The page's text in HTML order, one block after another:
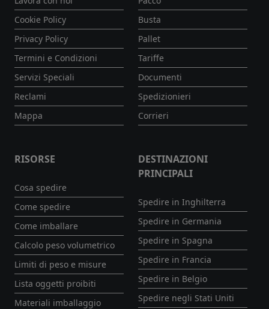
Cookie Policy
Privacy Policy
Termini e Condizioni
Servizi Speciali
Reclami
Mappa
Busta
Pallet
Tariffe
Documenti
Spedizionieri
Corrieri
RISORSE
Cosa spedire
Come spedire
Come imballare
Calcolo peso volumetrico
Limiti di peso e misure
Lista oggetti proibiti
Materiali imballaggio
DESTINAZIONI
PRINCIPALI
Spedire in Inghilterra
Spedire in Germania
Spedire in Spagna
Spedire in Francia
Spedire in Belgio
Spedire negli Stati Uniti